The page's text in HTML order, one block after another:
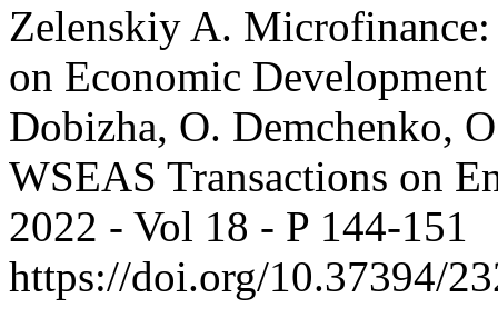
Zelenskiy A.
on Economic
Dobizha, O. Demchenko,
WSEAS Transactions on
2022 - Vol 18 - P 144-151
https://doi.org/10.37394/